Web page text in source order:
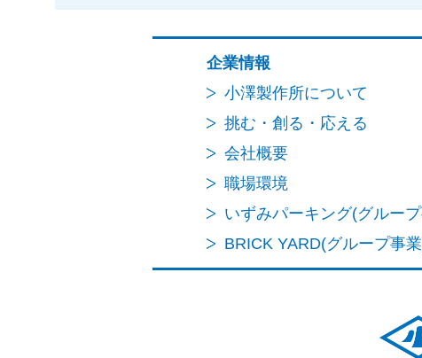
企業情報
小澤製作所について
挑む・創る・応える
会社概要
職場環境
いずみパーキング(グルー
BRICK YARD(グループ事